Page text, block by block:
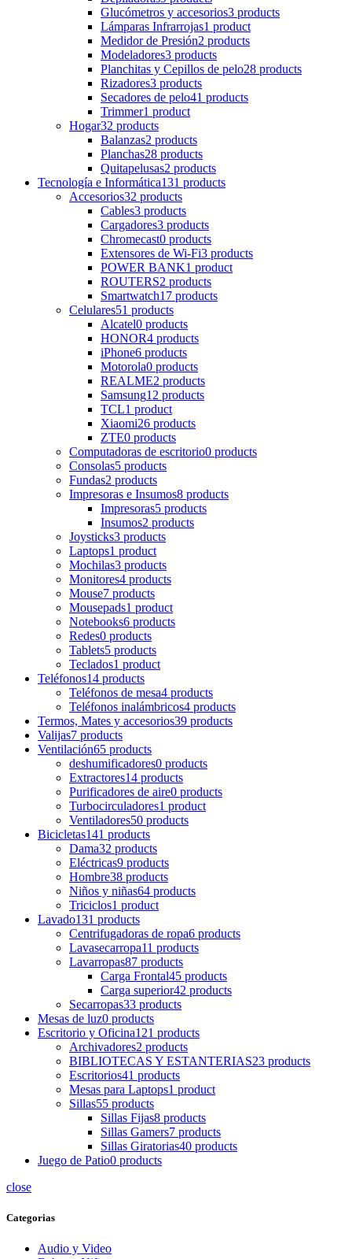
Glucómetros y accesorios3 products
Lámparas Infrarrojas1 product
Medidor de Presión2 products
Modeladores3 products
Planchitas y Cepillos de pelo28 products
Rizadores3 products
Secadores de pelo41 products
Trimmer1 product
Hogar32 products
Balanzas2 products
Planchas28 products
Quitapelusas2 products
Tecnología e Informática131 products
Accesorios32 products
Cables3 products
Cargadores3 products
Chromecast0 products
Extensores de Wi-Fi3 products
POWER BANK1 product
ROUTERS2 products
Smartwatch17 products
Celulares51 products
Alcatel0 products
HONOR4 products
iPhone6 products
Motorola0 products
REALME2 products
Samsung12 products
TCL1 product
Xiaomi26 products
ZTE0 products
Computadoras de escritorio0 products
Consolas5 products
Fundas2 products
Impresoras e Insumos8 products
Impresoras5 products
Insumos2 products
Joysticks3 products
Laptops1 product
Mochilas3 products
Monitores4 products
Mouse7 products
Mousepads1 product
Notebooks6 products
Redes0 products
Tablets5 products
Teclados1 product
Teléfonos14 products
Teléfonos de mesa4 products
Teléfonos inalámbricos4 products
Termos, Mates y accesorios39 products
Valijas7 products
Ventilación65 products
deshumificadores0 products
Extractores14 products
Purificadores de aire0 products
Turbocirculadores1 product
Ventiladores50 products
Bicicletas141 products
Dama32 products
Eléctricas9 products
Hombre38 products
Niños y niñas64 products
Triciclos1 product
Lavado131 products
Centrifugadoras de ropa6 products
Lavasecarropa11 products
Lavarropas87 products
Carga Frontal45 products
Carga superior42 products
Secarropas33 products
Mesas de luz0 products
Escritorio y Oficina121 products
Archivadores2 products
BIBLIOTECAS Y ESTANTERIAS23 products
Escritorios41 products
Mesas para Laptops1 product
Sillas55 products
Sillas Fijas8 products
Sillas Gamers7 products
Sillas Giratorias40 products
Juego de Patio0 products
close
Categorias
Audio y Video